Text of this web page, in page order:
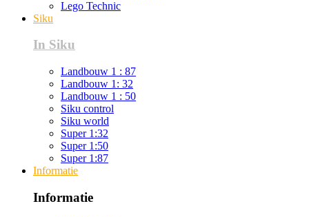
Lego Technic
Siku
In Siku
Landbouw 1 : 87
Landbouw 1: 32
Landbouw 1 : 50
Siku control
Siku world
Super 1:32
Super 1:50
Super 1:87
Informatie
Informatie